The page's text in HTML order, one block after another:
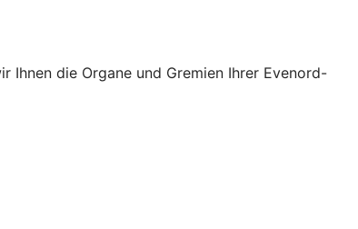
Ihnen die Organe und Gremien Ihrer Evenord-